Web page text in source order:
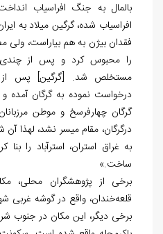
بالمال به جنگ افراسیاب
افراسیاب شده، گرگین میلاد به
فقدان بیژن به هم بیاراست،
را محبوس کرد و پس از
مستخلص شد. [گرگین] پس از
درخواست نموده به گرگان آمده
گرگان چهارفرسخ و موطن
درگرگان، مقام میسر نشد، لهذا
به غراق استران، استرآباد را
ساخت.»
برخی از پژوهشگران محلی،
قلعهخندان، واقع در گوشه غربی
برخی دیگر، این مکان در جنوب